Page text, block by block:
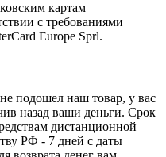
картам
с требованиями
Europe Sprl.
подошел наш товар, у вас
назад ваши деньги. Срок
дистанционной
РФ - 7 дней с даты